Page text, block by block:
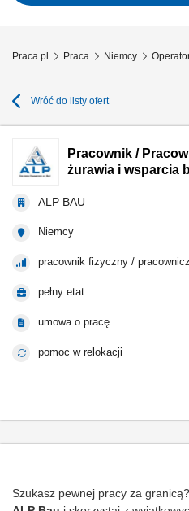
współpraca z Działem...
Praca.pl Praca Niemcy
Wróć do listy ofert
Pracownik /
żurawia i wsparcia
ALP BAU
Niemcy
pracownik fizyczny /
pełny etat
umowa o pracę
pomoc w relokacji
Szukasz pewnej pracy za